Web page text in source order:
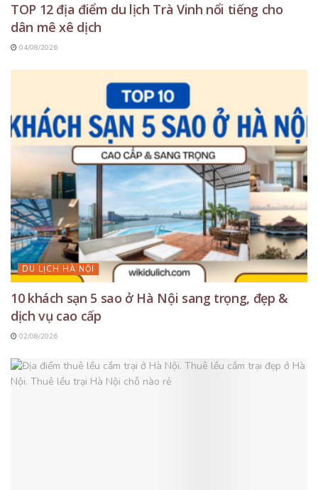
TOP 12 địa điểm du lịch Trà Vinh nổi tiếng cho
dân mê xê dịch
04/08/2026
DU LỊCH HÀ NỘI
10 khách sạn 5 sao ở Hà Nội sang trọng, đẹp &
dịch vụ cao cấp
02/08/2026